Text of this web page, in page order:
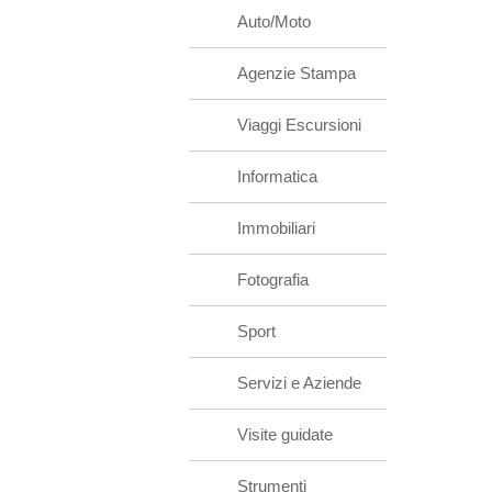
Auto/Moto
Agenzie Stampa
Viaggi Escursioni
Informatica
Immobiliari
Fotografia
Sport
Servizi e Aziende
Visite guidate
Strumenti